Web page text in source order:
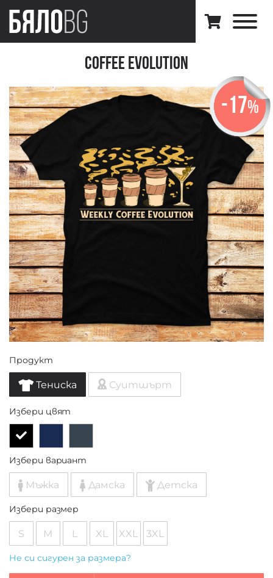
Coffee Evolution
-17%
Продукт
Тениска Суитшърт
Избери цвят
Избери вариант
Мъжка Дамска Детска
Избери размер
S M L XL XXL 3XL
Не си сигурен за размера?